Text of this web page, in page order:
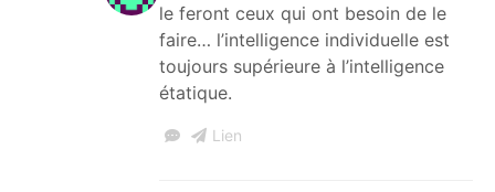
le feront ceux qui ont besoin de le
faire… l’intelligence individuelle est
toujours supérieure à l’intelligence
étatique.
Lien